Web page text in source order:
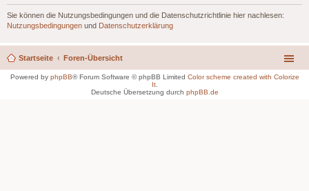
Sie können die Nutzungsbedingungen und die Datenschutzrichtlinie hier nachlesen:
Nutzungsbedingungen und Datenschutzerklärung
Startseite Foren-Übersicht
Powered by phpBB® Forum Software © phpBB Limited Color scheme created with Colorize
It.
Deutsche Übersetzung durch phpBB.de